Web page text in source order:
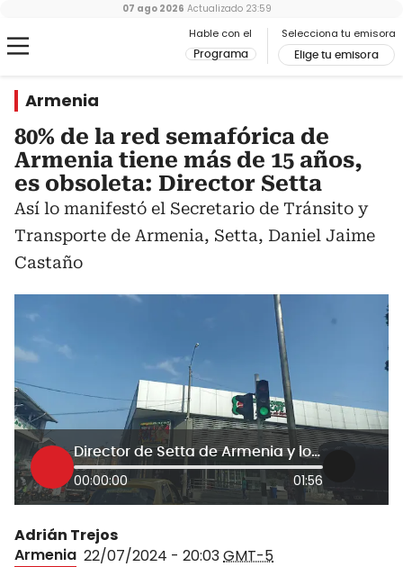
Hable con el
Programa
Selecciona tu emisora
Elige tu emisora
07 ago 2026 Actualizado 23:59
Armenia
80% de la red semafórica de
Armenia tiene más de 15 años,
es obsoleta: Director Setta
Así lo manifestó el Secretario de Tránsito y
Transporte de Armenia, Setta, Daniel Jaime
Castaño
Director de Setta de Armenia y los semáforos
00:00:00 01:56
Adrián Trejos
Armenia 22/07/2024 - 20:03GMT-5